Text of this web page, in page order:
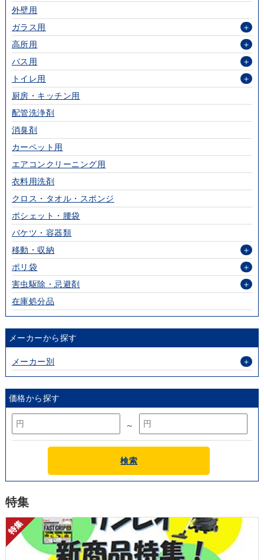
外壁用
ガラス用
＋
高所用
＋
バス用
＋
トイレ用
＋
厨房・キッチン用
配管洗浄剤
消臭剤
カーペット用
エアコンクリーニング用
衣料用洗剤
クロス・タオル・スポンジ
ポシェット・腰袋
バケツ・容器類
移動・収納
＋
ポリ袋
＋
害虫駆除・忌避剤
＋
在庫処分品
メーカーから探す
メーカー別 ＋
価格から探す
～
検索
特集